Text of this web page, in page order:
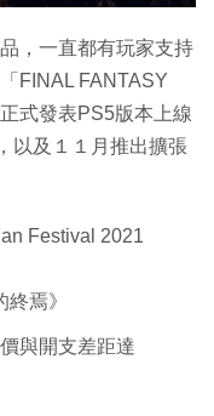
，一直都有玩家支持
FINAL FANTASY
式發表PS5版本上線
以及１１月推出擴張
Festival 2021
焉》
與開支差距達